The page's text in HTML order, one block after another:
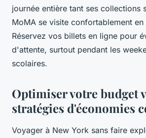
journée entière tant ses collections
MoMA se visite confortablement en
Réservez vos billets en ligne pour
d'attente, surtout pendant les
scolaires.
Optimiser votre budget
stratégies d'économies
Voyager à New York sans faire